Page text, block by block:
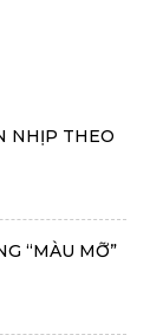
NHỊP THEO
“MÀU MỠ”